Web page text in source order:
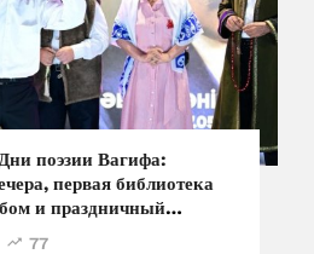
поэзии Вагифа:
первая библиотека
и праздничный
77